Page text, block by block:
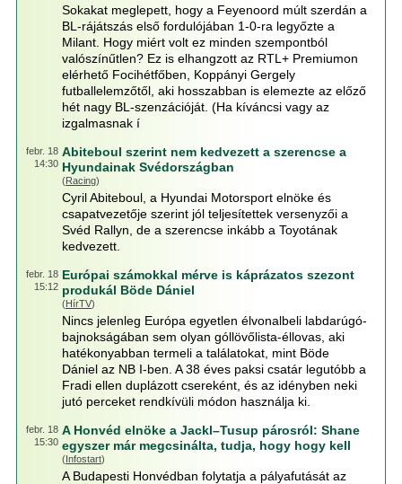
Sokakat meglepett, hogy a Feyenoord múlt szerdán a
BL-rájátszás első fordulójában 1-0-ra legyőzte a
Milant. Hogy miért volt ez minden szempontból
valószínűtlen? Ez is elhangzott az RTL+ Premiumon
elérhető Focihétfőben, Koppányi Gergely
futballelemzőtől, aki hosszabban is elemezte az előző
hét nagy BL-szenzációját. (Ha kíváncsi vagy az
izgalmasnak í
febr. 18
14:30
Abiteboul szerint nem kedvezett a szerencse a
Hyundainak Svédországban
(Racing)
Cyril Abiteboul, a Hyundai Motorsport elnöke és
csapatvezetője szerint jól teljesítettek versenyzői a
Svéd Rallyn, de a szerencse inkább a Toyotának
kedvezett.
febr. 18
15:12
Európai számokkal mérve is káprázatos szezont
produkál Böde Dániel
(HírTV)
Nincs jelenleg Európa egyetlen élvonalbeli labdarúgó-
bajnokságában sem olyan góllövőlista-éllovas, aki
hatékonyabban termeli a találatokat, mint Böde
Dániel az NB I-ben. A 38 éves paksi csatár legutóbb a
Fradi ellen duplázott csereként, és az idényben neki
jutó perceket rendkívüli módon használja ki.
febr. 18
15:30
A Honvéd elnöke a Jackl–Tusup párosról: Shane
egyszer már megcsinálta, tudja, hogy hogy kell
(Infostart)
A Budapesti Honvédban folytatja a pályafutását az